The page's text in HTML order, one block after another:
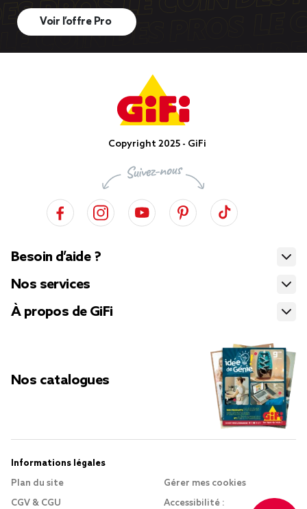
Voir l’offre Pro
Copyright 2025 - GiFi
Besoin d’aide ?
Nos services
À propos de GiFi
Nos catalogues
Informations légales
Plan du site
CGV & CGU
Gérer mes cookies
Accessibilité :